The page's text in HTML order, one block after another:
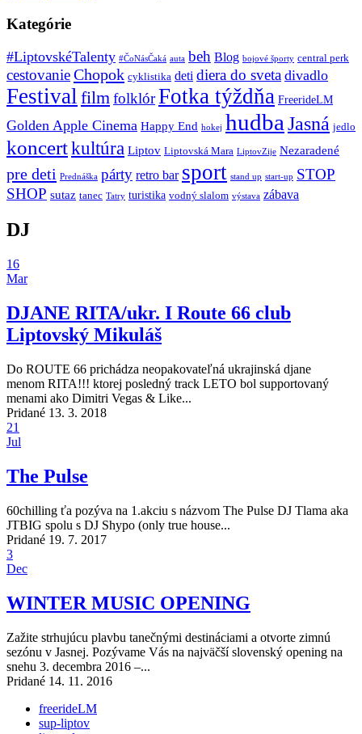
Kategórie
#LiptovskéTalenty #ČoNásČaká auta beh Blog bojové športy central perk
cestovanieChopok cyklistika deti diera do sveta divadlo
Festival filmfolklórFotka týždňa FreerideLM
Golden Apple Cinema Happy End hokej hudba Jasná jedlo
koncertkultúra Liptov Liptovská Mara LiptovZije Nezaradené
pre deti Prednáška párty retro bar sport stand up start-up STOP
SHOP sutaz tanec Tatry turistika vodný slalom výstava zábava
DJ
16
Mar
DJANE RITA/ukr. I Route 66 club
Liptovský Mikuláš
Do ROUTE 66 prichádza neopakovateľná ukrajinská djane
menom RITA!!! ktorej posledný track LETO bol supportovaný
menami ako Dimitri Vegas & Like...
Pridané 13. 3. 2018
21
Jul
The Pulse
60chilling ťa pozýva na 1.akciu s názvom The Pulse DJ Tlama aka
JTBIG spolu s DJ Shypo (only true house...
Pridané 19. 7. 2017
3
Dec
WINTER MUSIC OPENING
Zažite strhujúcu plavbu tanečnými destináciami a otvorte zimnú
sezónu v Jasnej. Pozývame Vás na najväčší slovenský opening na
snehu 3. decembra 2016 –...
Pridané 14. 11. 2016
freerideLM
sup-liptov